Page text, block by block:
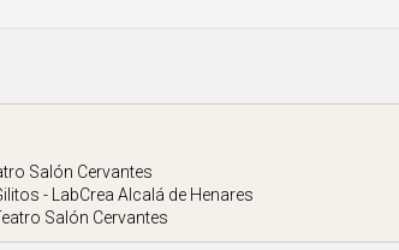
Salón Cervantes
- LabCrea Alcalá de Henares
Salón Cervantes